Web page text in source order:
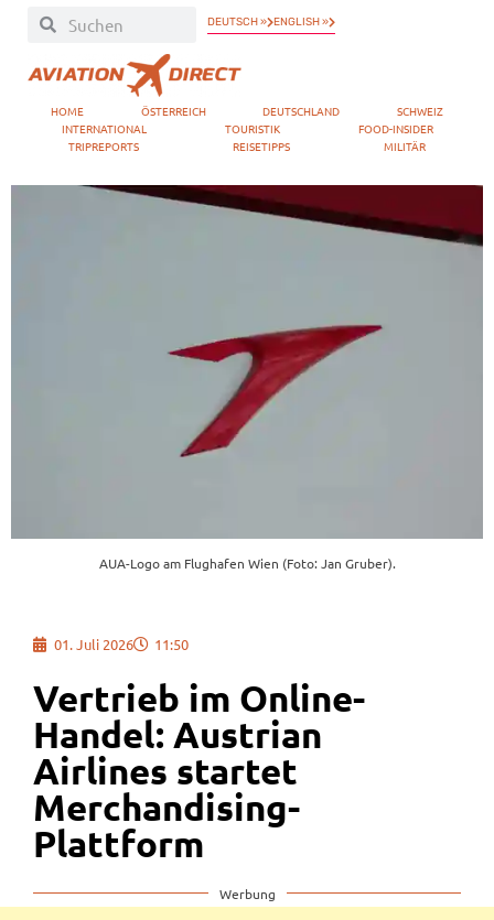
DEUTSCH » ENGLISH »
HOME ÖSTERREICH DEUTSCHLAND
SCHWEIZ
INTERNATIONAL
TOURISTIK
FOOD-INSIDER
TRIPREPORTS
REISETIPPS MILITÄR
AUA-Logo am Flughafen Wien (Foto: Jan Gruber).
01. Juli 2026 11:50
Vertrieb im Online-
Handel: Austrian
Airlines startet
Merchandising-
Plattform
Werbung